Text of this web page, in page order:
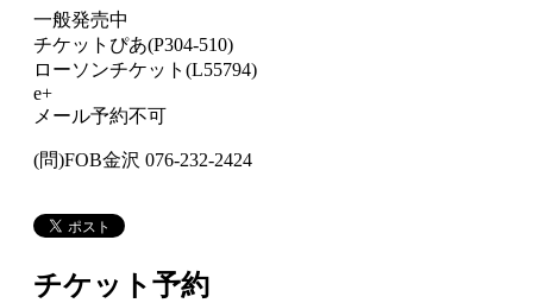
一般発売中
チケットぴあ(P304-510)
ローソンチケット(L55794)
e+
メール予約不可
(問)FOB金沢 076-232-2424
チケット予約